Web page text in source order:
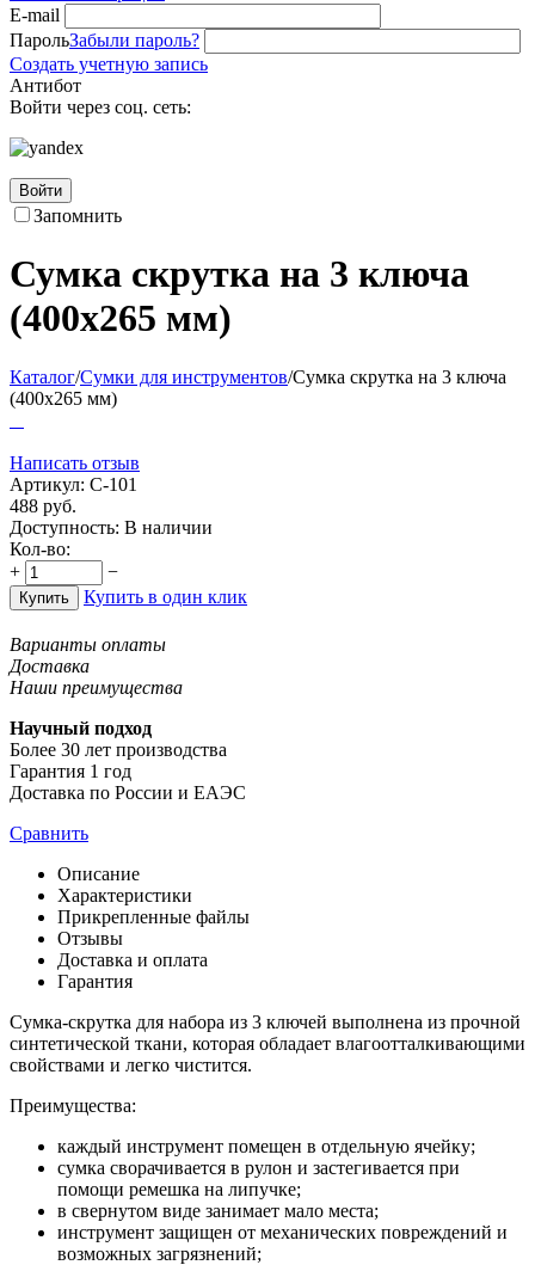
E-mail
ПарольЗабыли пароль?
Создать учетную запись
Антибот
Войти через соц. сеть:
Войти
Запомнить
Сумка скрутка на 3 ключа
(400х265 мм)
Каталог/Сумки для инструментов/Сумка скрутка на 3 ключа
(400х265 мм)
Написать отзыв
Артикул: С-101
488 руб.
Доступность: В наличии
Кол-во:
+
−
Купить Купить в один клик
Варианты оплаты
Доставка
Наши преимущества
Научный подход
Более 30 лет производства
Гарантия 1 год
Доставка по России и ЕАЭС
Сравнить
Описание
Характеристики
Прикрепленные файлы
Отзывы
Доставка и оплата
Гарантия
Сумка-скрутка для набора из 3 ключей выполнена из прочной
синтетической ткани, которая обладает влагоотталкивающими
свойствами и легко чистится.
Преимущества:
каждый инструмент помещен в отдельную ячейку;
сумка сворачивается в рулон и застегивается при
помощи ремешка на липучке;
в свернутом виде занимает мало места;
инструмент защищен от механических повреждений и
возможных загрязнений;